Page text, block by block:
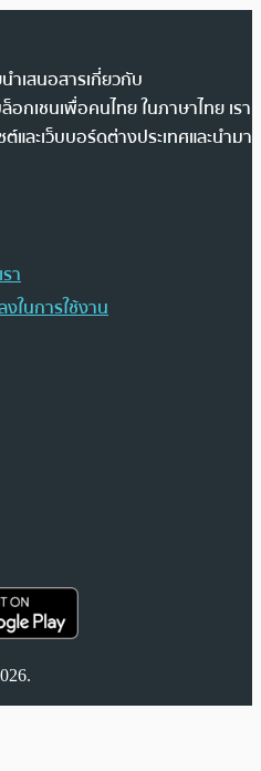
ำเสนอสารเกี่ยวกับ
อกเชนเพื่อคนไทย ในภาษาไทย เรา
ละเว็บบอร์ดต่างประเทศและนำมา
า
ในการใช้งาน